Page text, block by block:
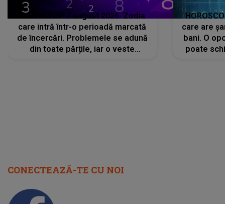
HOROSCOP 7 august 2026. Zodia
care intră într-o perioadă marcată
de încercări. Problemele se adună
din toate părțile, iar o veste
care are
bani. O
poate
CONECTEAZĂ-TE CU NOI